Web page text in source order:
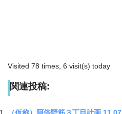
Visited 78 times, 6 visit(s) today
関連投稿: